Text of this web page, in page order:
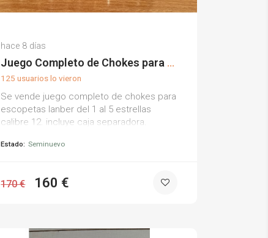
Celestino B.
(0)
hace 8 días
Juego Completo de Chokes para Escopetas Lanber
125 usuarios lo vieron
Se vende juego completo de chokes para
escopetas lanber del 1 al 5 estrellas
calibre 12. incluye caja separadora.
Estado: Seminuevo
170 € 160 €